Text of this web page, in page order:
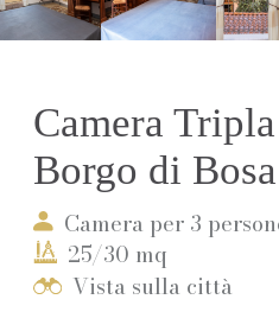
Camera
Borgo di Bosa
Camera per 3
25/30 mq
Vista sulla città